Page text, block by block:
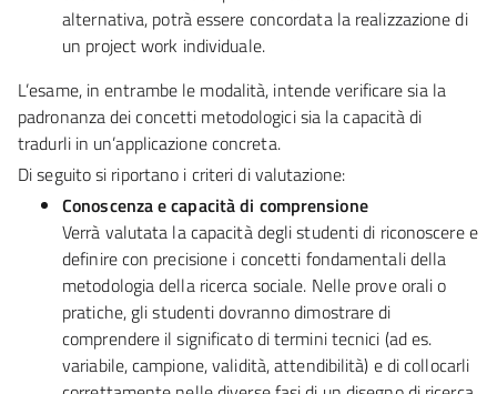
alternativa, potrà essere concordata la realizzazione di
un project work individuale.
L’esame, in entrambe le modalità, intende verificare sia la
padronanza dei concetti metodologici sia la capacità di
tradurli in un’applicazione concreta.
Di seguito si riportano i criteri di valutazione:
Conoscenza e capacità di comprensione
Verrà valutata la capacità degli studenti di riconoscere e
definire con precisione i concetti fondamentali della
metodologia della ricerca sociale. Nelle prove orali o
pratiche, gli studenti dovranno dimostrare di
comprendere il significato di termini tecnici (ad es.
variabile, campione, validità, attendibilità) e di collocarli